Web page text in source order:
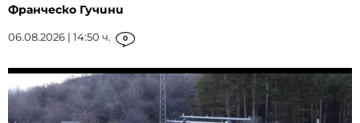
Франческо Гучини
06.08.2026 | 14:50 ч. 0